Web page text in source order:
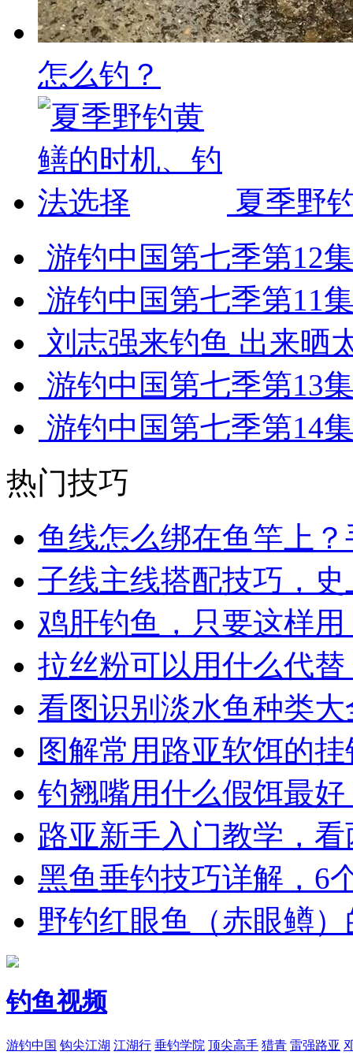
怎么钓？
夏季野
游钓中国第七季第12
游钓中国第七季第11
刘志强来钓鱼 出来晒
游钓中国第七季第13
游钓中国第七季第14
热门技巧
鱼线怎么绑在鱼竿上
子线主线搭配技巧，
鸡肝钓鱼，只要这样
拉丝粉可以用什么代
看图识别淡水鱼种类大
图解常用路亚软饵的
钓翘嘴用什么假饵最
路亚新手入门教学，
黑鱼垂钓技巧详解，6
野钓红眼鱼（赤眼鳟
钓鱼视频
游钓中国 钩尖江湖 江湖行 垂钓学院 顶尖高手 猎青 雷强路亚